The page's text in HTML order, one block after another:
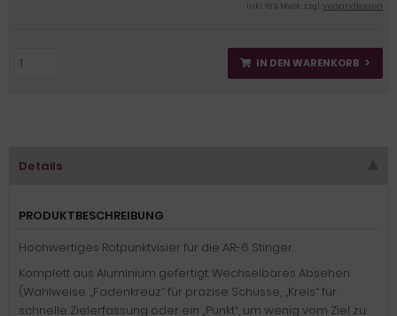
inkl. 19 % MwSt. zzgl.Versandkosten
IN DEN WARENKORB
Details
PRODUKTBESCHREIBUNG
Hochwertiges Rotpunktvisier für die AR-6 Stinger.
Komplett aus Aluminium gefertigt. Wechselbares Absehen
(Wahlweise: „Fadenkreuz“ für präzise Schüsse, „Kreis“ für
schnelle Zielerfassung oder ein „Punkt“, um wenig vom Ziel zu